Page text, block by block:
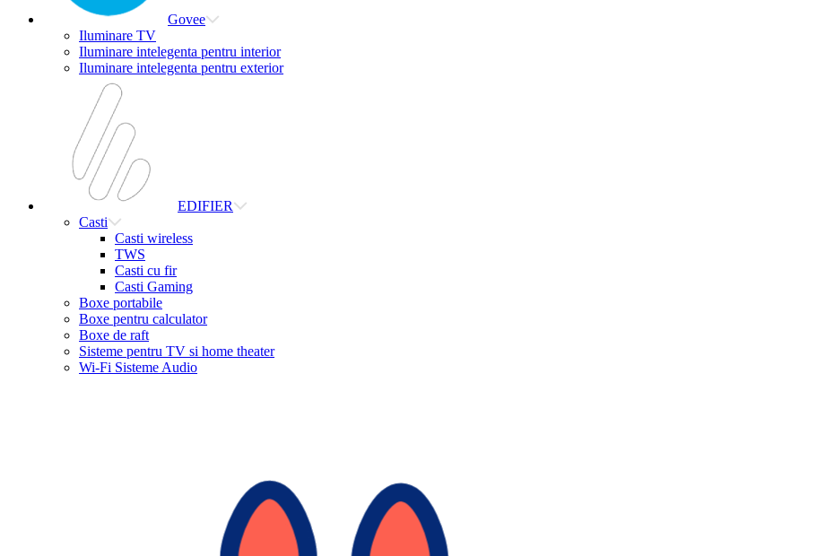
Govee
Iluminare TV
Iluminare intelegenta pentru interior
Iluminare intelegenta pentru exterior
EDIFIER
Casti
Casti wireless
TWS
Casti cu fir
Casti Gaming
Boxe portabile
Boxe pentru calculator
Boxe de raft
Sisteme pentru TV si home theater
Wi-Fi Sisteme Audio